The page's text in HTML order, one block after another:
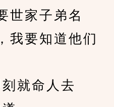
世家子弟名
我要知道他们
就命人去